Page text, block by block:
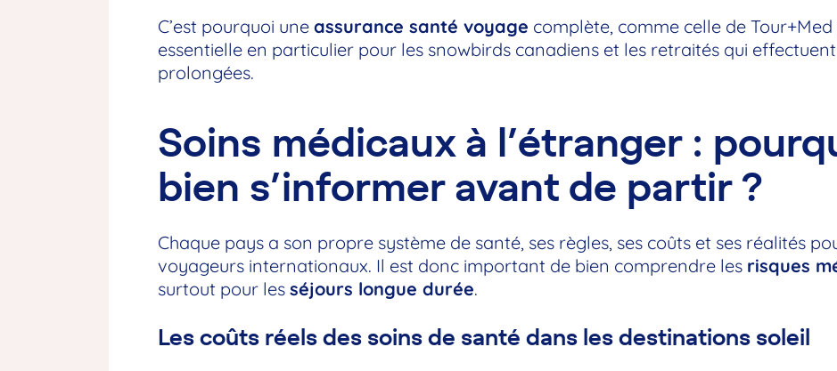
C’est pourquoi une assurance santé voyage complète, comme celle de
essentielle en particulier pour les snowbirds canadiens et les retraités qui
prolongées.
Soins médicaux à l’étranger :
bien s’informer avant de partir ?
Chaque pays a son propre système de santé, ses règles, ses coûts et ses réalités
voyageurs internationaux. Il est donc important de bien comprendre les risques
surtout pour les séjours longue durée.
Les coûts réels des soins de santé dans les destinations soleil